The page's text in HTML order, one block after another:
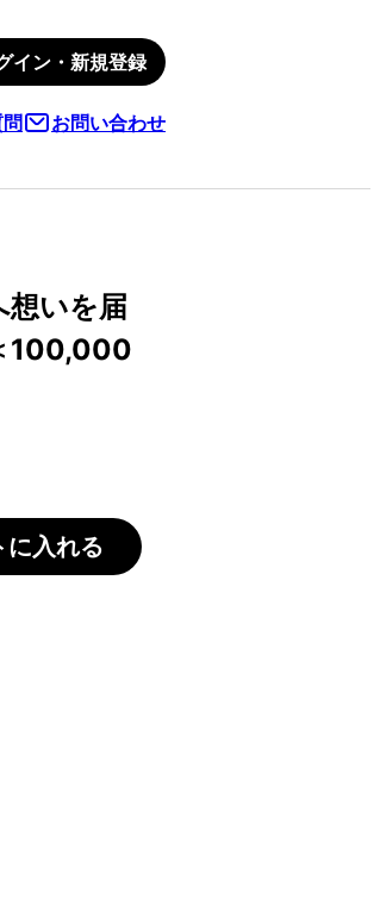
イン・新規登録
お問い合わせ
想いを届
100,000
に入れる